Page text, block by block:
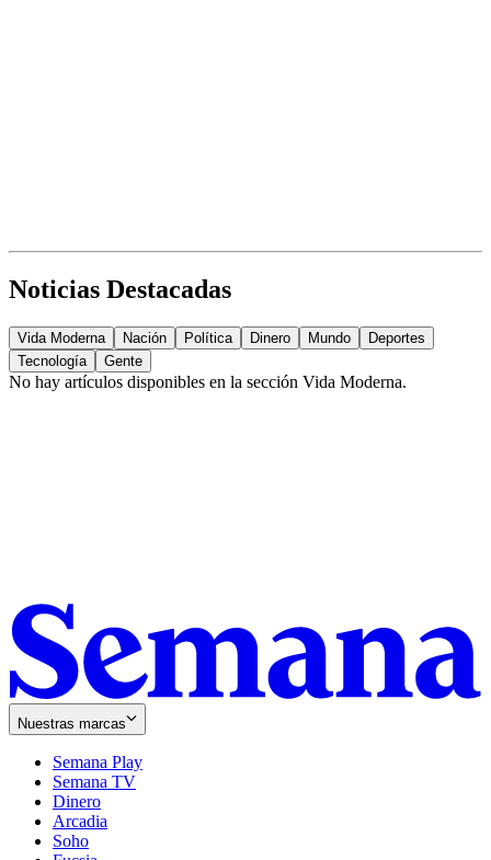
Noticias Destacadas
Vida Moderna Nación Política Dinero Mundo
Deportes
Tecnología
Gente
No hay artículos disponibles en la sección Vida Moderna.
Nuestras marcas
Semana Play
Semana TV
Dinero
Arcadia
Soho